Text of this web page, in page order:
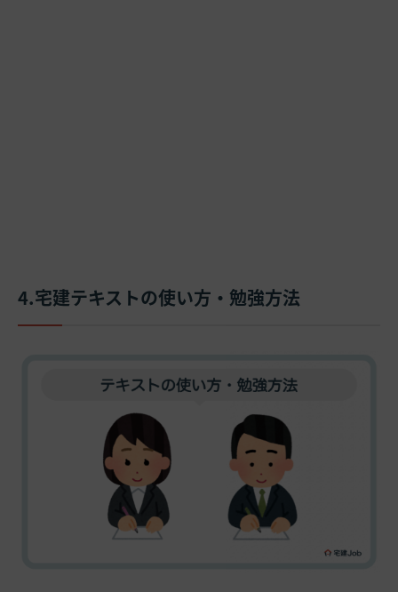
4.宅建テキストの使い方・勉強方法